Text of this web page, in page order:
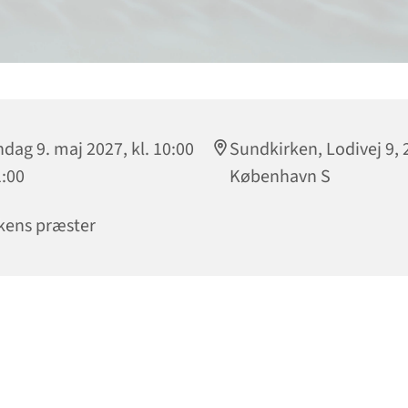
9. maj 2027, kl. 10:00
Sundkirken, Lodivej 9,
København S
præster